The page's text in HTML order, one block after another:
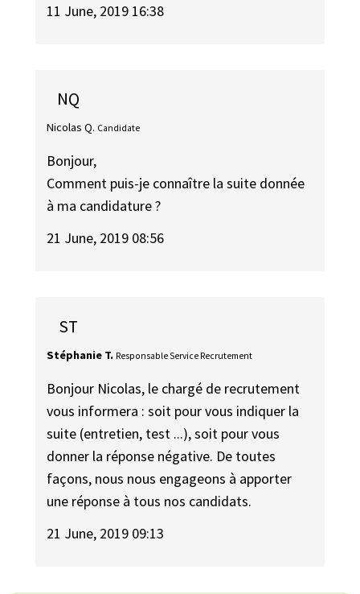
11 June, 2019 16:38
NQ
Nicolas Q. Candidate
Bonjour,
Comment puis-je connaître la suite donnée
à ma candidature ?
21 June, 2019 08:56
ST
Stéphanie T. Responsable Service Recrutement
Bonjour Nicolas, le chargé de recrutement
vous informera : soit pour vous indiquer la
suite (entretien, test ...), soit pour vous
donner la réponse négative. De toutes
façons, nous nous engageons à apporter
une réponse à tous nos candidats.
21 June, 2019 09:13